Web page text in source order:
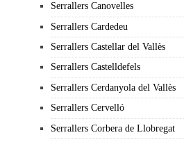
Serrallers Canovelles
Serrallers Cardedeu
Serrallers Castellar del Vallès
Serrallers Castelldefels
Serrallers Cerdanyola del Vallès
Serrallers Cervelló
Serrallers Corbera de Llobregat